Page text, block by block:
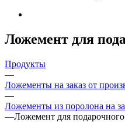
Ложемент для
Продукты
—
Ложементы на заказ от
—
Ложементы из поролона на
—Ложемент для